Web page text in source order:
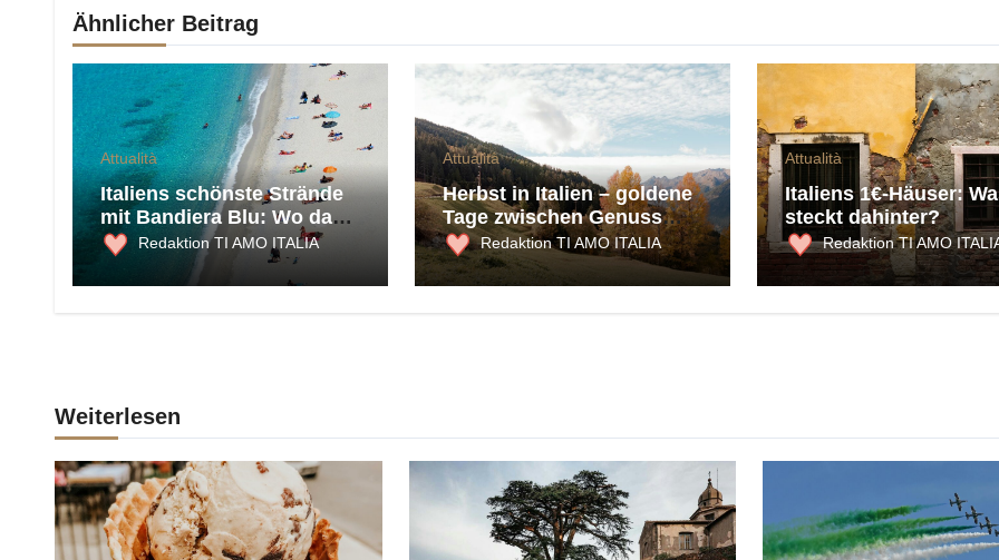
Ähnlicher Beitrag
Attualità
Italiens schönste Strände
mit Bandiera Blu: Wo das
Meer 2026 am saubersten
ist
Redaktion TI AMO ITALIA
Attualità
Herbst in Italien – goldene
Tage zwischen Genuss
und Kultur
Redaktion TI AMO ITALIA
Attualità
Italiens 1€-Häuser:
steckt dahinter?
Redaktion TI AMO
Weiterlesen